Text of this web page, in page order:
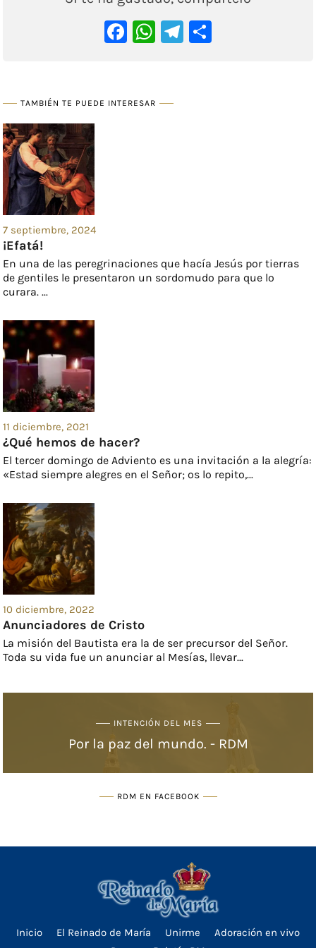
Facebook
WhatsApp
Telegram
TAMBIÉN TE PUEDE INTERESAR
7 septiembre, 2024
¡Efatá!
En una de las peregrinaciones que hacía Jesús por tierras
de gentiles le presentaron un sordomudo para que lo
curara. ...
11 diciembre, 2021
¿Qué hemos de hacer?
El tercer domingo de Adviento es una invitación a la alegría:
«Estad siempre alegres en el Señor; os lo repito,...
10 diciembre, 2022
Anunciadores de Cristo
La misión del Bautista era la de ser precursor del Señor.
Toda su vida fue un anunciar al Mesías, llevar...
INTENCIÓN DEL MES
Por la paz del mundo. - RDM
RDM EN FACEBOOK
Inicio El Reinado de María Unirme
Adoración en vivo